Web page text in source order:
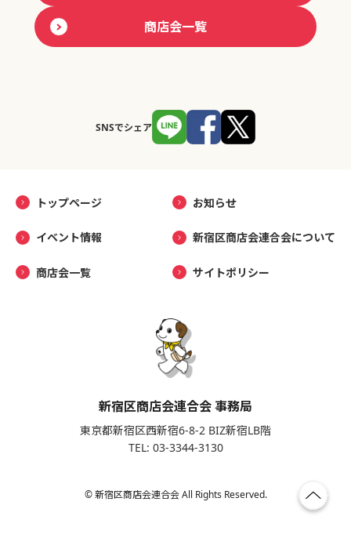
商店会一覧
SNSでシェア
トップページ お知らせ
イベント情報 新宿区商店会連合会について
商店会一覧 サイトポリシー
新宿区商店会連合会 事務局
東京都新宿区西新宿6-8-2 BIZ新宿LB階
TEL: 03-3344-3130
© 新宿区商店会連合会 All Rights Reserved.